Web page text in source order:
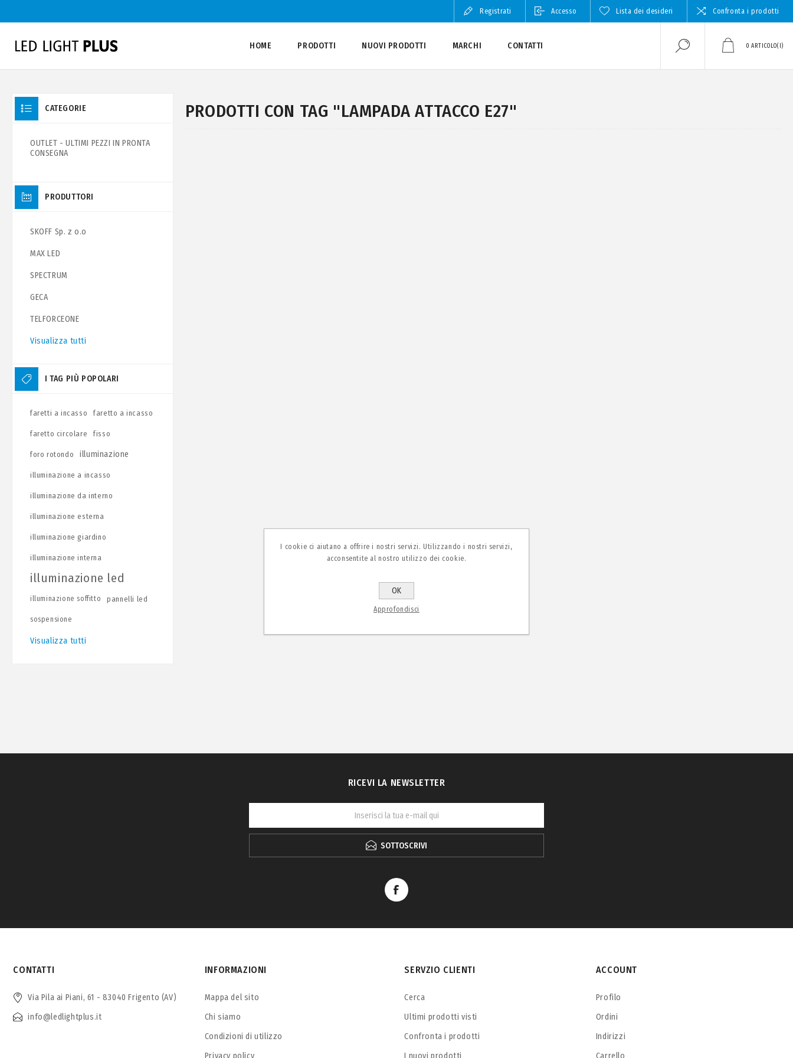
Registrati Accesso Lista dei desideri Confronta i prodotti
HOME PRODOTTI NUOVI PRODOTTI MARCHI CONTATTI 0 ARTICOLO(I)
PRODOTTI CON TAG "LAMPADA ATTACCO E27"
CATEGORIE
OUTLET - ULTIMI PEZZI IN PRONTA
CONSEGNA
PRODUTTORI
SKOFF Sp. z o.o
MAX LED
SPECTRUM
GECA
TELFORCEONE
Visualizza tutti
I TAG PIÙ POPOLARI
faretti a incasso faretto a incasso
faretto circolare fisso
foro rotondo illuminazione
illuminazione a incasso
illuminazione da interno
illuminazione esterna
illuminazione giardino
illuminazione interna
illuminazione led
illuminazione soffitto pannelli led
sospensione
Visualizza tutti
RICEVI LA NEWSLETTER
SOTTOSCRIVI
CONTATTI
Via Pila ai Piani, 61 - 83040 Frigento (AV)
info@ledlightplus.it
INFORMAZIONI
Mappa del sito
Chi siamo
Condizioni di utilizzo
Privacy policy
SERVZIO CLIENTI
Cerca
Ultimi prodotti visti
Confronta i prodotti
I nuovi prodotti
ACCOUNT
Profilo
Ordini
Indirizzi
Carrello
I cookie ci aiutano a offrire i nostri servizi. Utilizzando i nostri servizi,
acconsentite al nostro utilizzo dei cookie.
OK
Approfondisci